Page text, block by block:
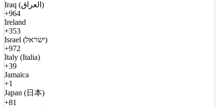
Iraq (العراق)
+964
Ireland
+353
Israel (ישראל)
+972
Italy (Italia)
+39
Jamaica
+1
Japan (日本)
+81